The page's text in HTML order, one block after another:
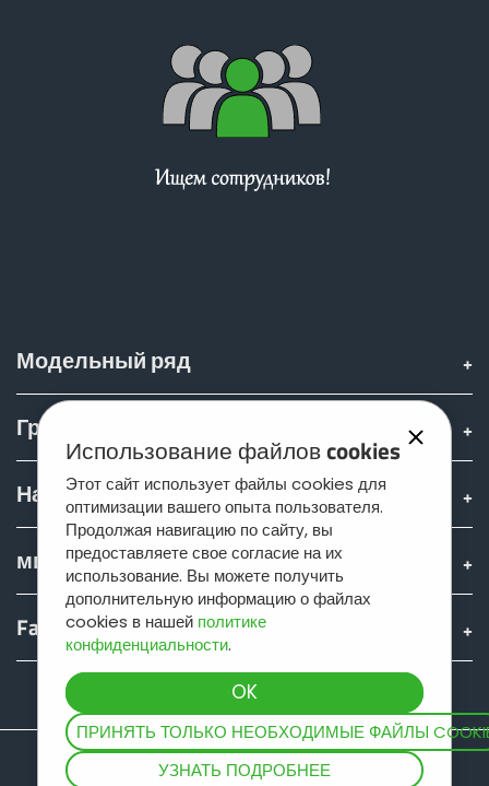
Использование файлов cookies
Этот сайт использует файлы cookies для
оптимизации вашего опыта пользователя.
Продолжая навигацию по сайту, вы
предоставляете свое согласие на их
использование. Вы можете получить
дополнительную информацию о файлах
cookies в нашей политике
конфиденциальности.
ПРИНЯТЬ ТОЛЬКО НЕОБХОДИМЫЕ ФАЙЛЫ
УЗНАТЬ ПОДРОБНЕЕ
Модельный ряд
Группа
Найти & купить
мир JOSKIN
Fan shop
Teamviewer